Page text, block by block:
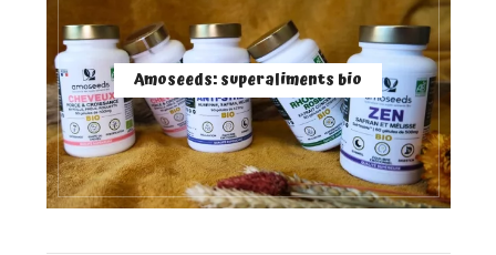
Amoseeds: superaliments bio